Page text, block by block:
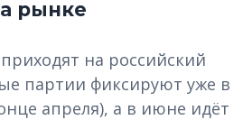
рынке
на российский
партии фиксируют уже в
апреля), а в июне идёт